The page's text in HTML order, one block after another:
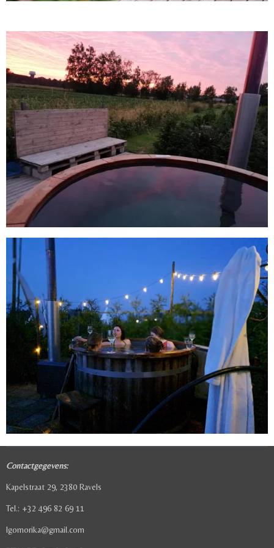
Contactgegevens:
Kapelstraat 29, 2380 Ravels
Tel.: +32 496 82 69 11
lgomorika@gmail.com